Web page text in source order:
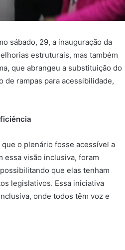
sábado, 29, a inauguração da
estruturais, mas também
que abrangeu a substituição do
de rampas para acessibilidade,
o plenário fosse acessível a
essa visão inclusiva, foram
que elas tenham
legislativos. Essa iniciativa
onde todos têm voz e